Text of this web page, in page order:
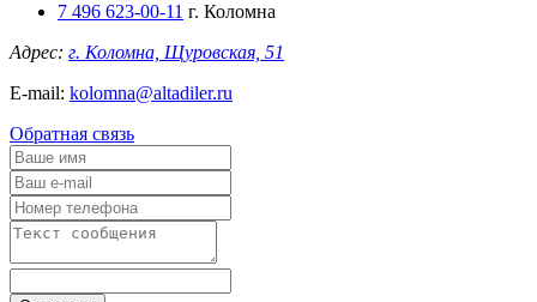
7 496 623-00-11 г. Коломна
Адрес: г. Коломна, Щуровская, 51
E-mail: kolomna@altadiler.ru
Обратная связь